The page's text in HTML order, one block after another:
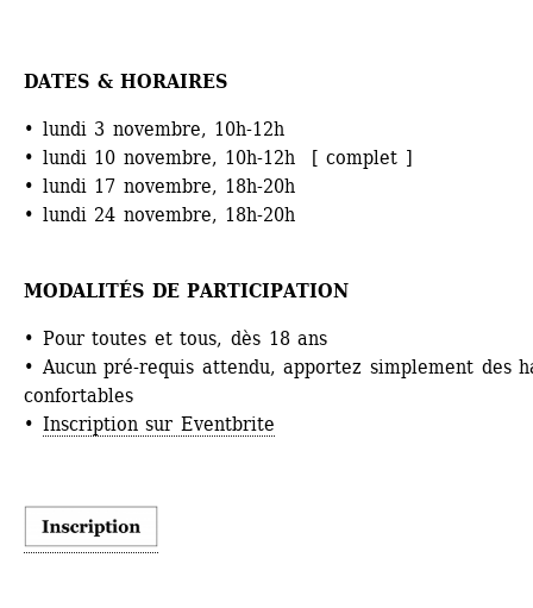
DATES & HORAIRES
• lundi 3 novembre, 10h-12h
• lundi 10 novembre, 10h-12h [ complet ]
• lundi 17 novembre, 18h-20h
• lundi 24 novembre, 18h-20h
MODALITÉS DE PARTICIPATION
• Pour toutes et tous, dès 18 ans
• Aucun pré-requis attendu, apportez simplement des
confortables
• Inscription sur Eventbrite